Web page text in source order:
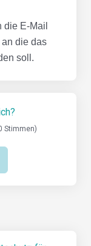
E-Mail
die das
soll.
Stimmen)